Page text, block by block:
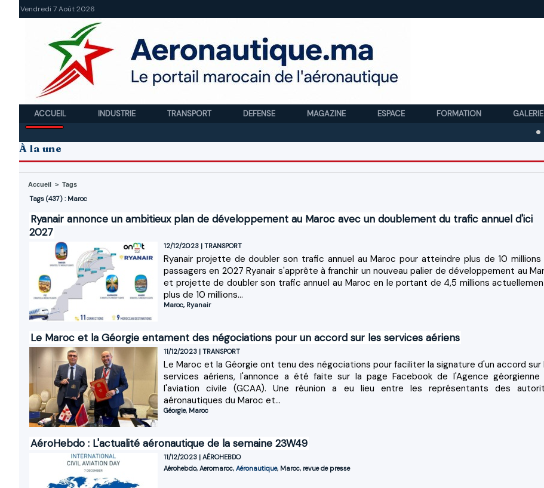
Vendredi 7 Août 2026
ACCUEIL INDUSTRIE TRANSPORT DEFENSE MAGAZINE ESPACE FORMATION GALERIE
Royal
À la une
Accueil > Tags
Tags (437) : Maroc
Ryanair annonce un ambitieux plan de développement au Maroc avec un doublement du trafic annuel d'ici
2027
12/12/2023 | TRANSPORT
Ryan​air projette de doubler son trafic annuel au Maroc pour atteindre plus de 10 millions
passagers en 2027 Ryanair s'apprête à franchir un nouveau palier de développement au
et projette de doubler son trafic annuel au Maroc en le portant de 4,5 millions
plus de 10 millions...
Maroc, Ryanair
Le Maroc et la Géorgie entament des négociations pour un accord sur les services aériens
11/12/2023 | TRANSPORT
Le Maroc et la Géorgie ont tenu des négociations pour faciliter la signature d'un accord sur
services aériens, l'annonce a été faite sur la page Facebook de l'Agence géorgienne
l'aviation civile (GCAA). Une réunion a eu lieu entre les représentants des
aéronautiques du Maroc et...
Géorgie, Maroc
AéroHebdo : L'actualité aéronautique de la semaine 23W49
11/12/2023 | AÉROHEBDO
Aérohebdo, Aeromaroc, Aéronautique, Maroc, revue de presse